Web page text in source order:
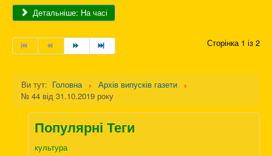
Детальніше: На часі
Сторінка 1 із 2
Ви тут: Головна
Архів випусків газети
№ 44 від 31.10.2019 року
Популярні Теги
культура